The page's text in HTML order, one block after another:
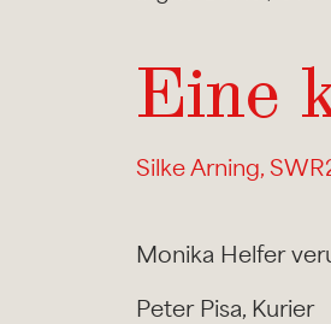
Eine
Silke Arning,
Monika Helfer
Peter Pisa, Kurier